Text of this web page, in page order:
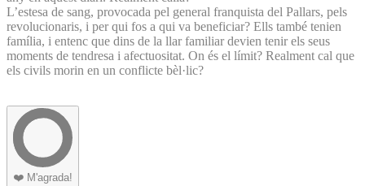
L’estesa de sang, provocada pel general franquista del Pallars, pels
revolucionaris, i per qui fos a qui va beneficiar? Ells també tenien
família, i entenc que dins de la llar familiar devien tenir els seus
moments de tendresa i afectuositat. On és el límit? Realment cal que
els civils morin en un conflicte bèl·lic?
❤️ M'agrada!